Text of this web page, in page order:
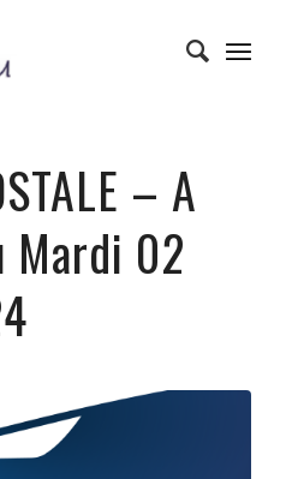
– A
Mardi 02